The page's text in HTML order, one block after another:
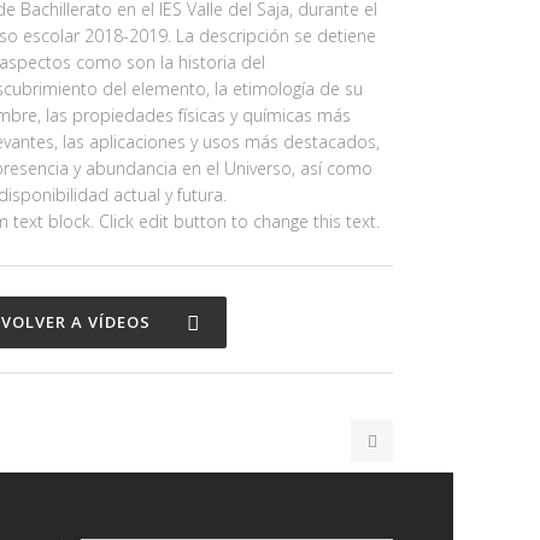
Bachillerato en el IES Valle del Saja, durante el
escolar 2018-2019. La descripción se detiene
como son la historia del
del elemento, la etimología de su
las propiedades físicas y químicas más
las aplicaciones y usos más destacados,
y abundancia en el Universo, así como
actual y futura.
text block. Click edit button to change this text.
VOLVER A VÍDEOS